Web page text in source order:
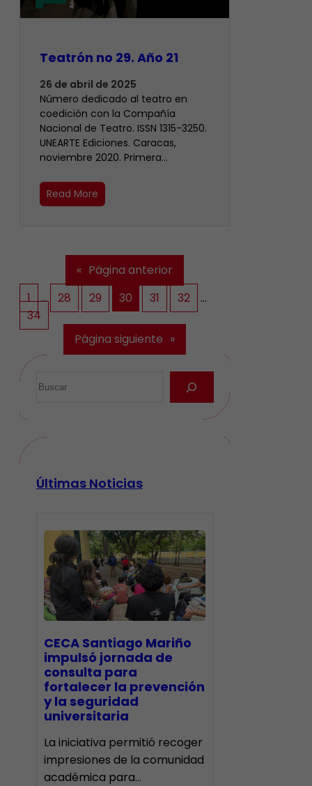
Teatrón no 29. Año 21
26 de abril de 2025
Número dedicado al teatro en
coedición con la Compañía
Nacional de Teatro. ISSN 1315-3250.
UNEARTE Ediciones. Caracas,
noviembre 2020. Primera…
Read More
« Página anterior
1
… 28 29 30 31 32
…
34
Página siguiente »
Últimas Noticias
CECA Santiago Mariño
impulsó jornada de
consulta para
fortalecer la prevención
y la seguridad
universitaria
La iniciativa permitió recoger
impresiones de la comunidad
académica para…